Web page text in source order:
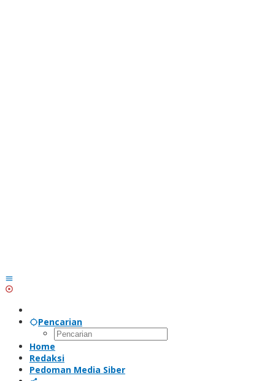
Pencarian
Home
Redaksi
Pedoman Media Siber